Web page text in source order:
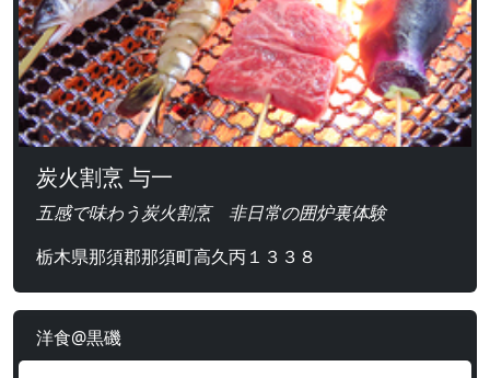
炭火割烹 与一
五感で味わう炭火割烹 非日常の囲炉裏体験
栃木県那須郡那須町高久丙１３３８
洋食@黒磯